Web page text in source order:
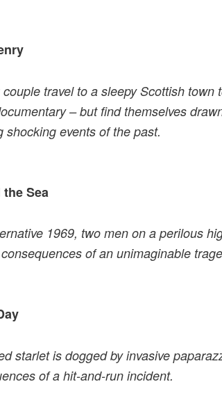
travel to a sleepy Scottish town
– but find themselves
shocking events of the past.
Sea
1969, two men on a perilous
of an unimaginable
starlet is dogged by invasive
of a hit-and-run incident.